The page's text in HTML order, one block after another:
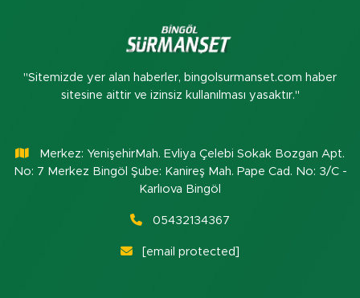
"Sitemizde yer alan haberler, bingolsurmanset.com haber
sitesine aittir ve izinsiz kullanılması yasaktır."
Merkez: YenişehirMah. Evliya Çelebi Sokak Bozgan Apt.
No: 7 Merkez Bingöl Şube: Kanireş Mah. Pape Cad. No: 3/C -
Karlıova Bingöl
05432134367
[email protected]